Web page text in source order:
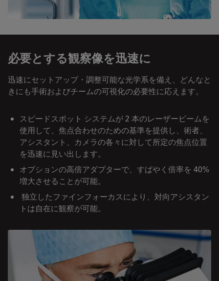
必要とする観察像を迅速に
迅速にセットアップ・調整可能な光学系を備え、どんなと
きにも手術およびチームの可視化の必要性に応えます。
スピードスポット システムが 2 本のレーザービームを
使用して、焦点合わせのための基準を提供し、術者、
アシスタント、カメラの各々に対して所定の焦点位置
を迅速に見い出します。
オプションの高倍アダプターで、すばやく倍率を 40%
増大させることが可能。
独立したファインフォーカスにより、対向アシスタン
トは自在に観察が可能。